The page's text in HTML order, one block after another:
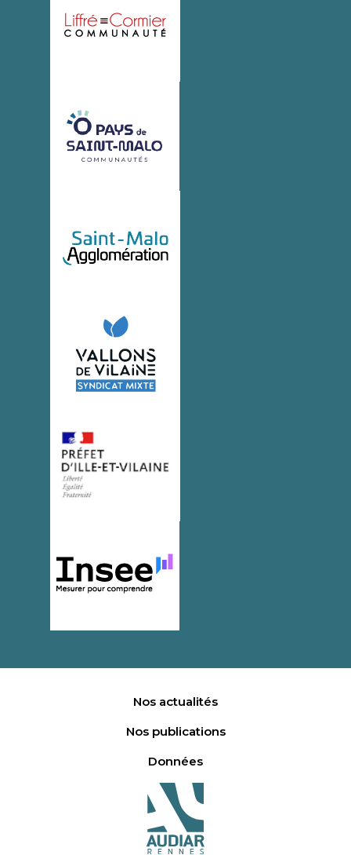
Nos actualités
Nos publications
Données